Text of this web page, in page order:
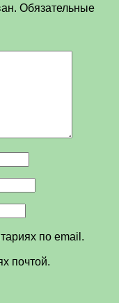
Обязательные
по email.
почтой.